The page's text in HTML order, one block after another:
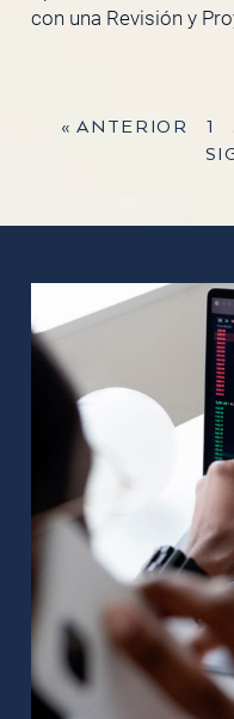
con una Revisión y
« ANTERIOR 1